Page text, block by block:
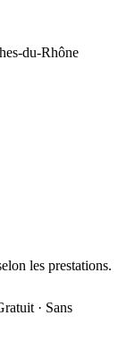
du-Rhône
les prestations.
· Sans